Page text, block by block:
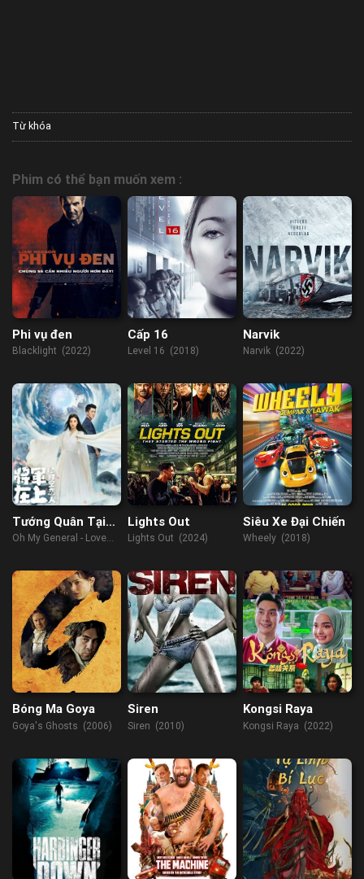
Từ khóa
Phim có thể bạn muốn xem :
Phi vụ đen
Blacklight (2022)
Cấp 16
Level 16 (2018)
Narvik
Narvik (2022)
Tướng Quân Tại
Thượng – Người
Gian
Oh My General - Love
Lights Out
Lights Out (2024)
Siêu Xe Đại Chiến
Wheely (2018)
Bóng Ma Goya
Goya's Ghosts (2006)
Siren
Siren (2010)
Kongsi Raya
Kongsi Raya (2022)